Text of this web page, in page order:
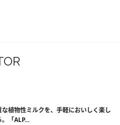
な植物性ミルクを、手軽においしく楽し
。「ALP...